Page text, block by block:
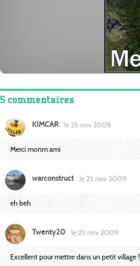
5 commentaires
KIMCAR le 25 nov 2009
Merci monm ami
warconstruct le 25 nov 2009
eh beh
Twenty20 le 25 nov 2009
Excellent pour mettre dans un petit village !